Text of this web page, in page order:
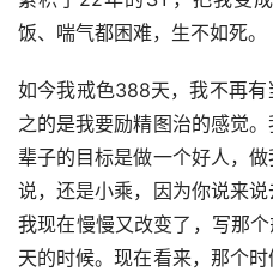
饭、喘气都困难，生不如死。
如今我戒色388天，我不再
之的是我要励精图治的感觉
辈子的目标是做一个好人，
说，还是小乘，因为你说来
我现在慢慢又改变了，写那
天的时候。现在看来，那个